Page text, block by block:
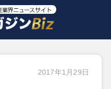
2017年1月29日